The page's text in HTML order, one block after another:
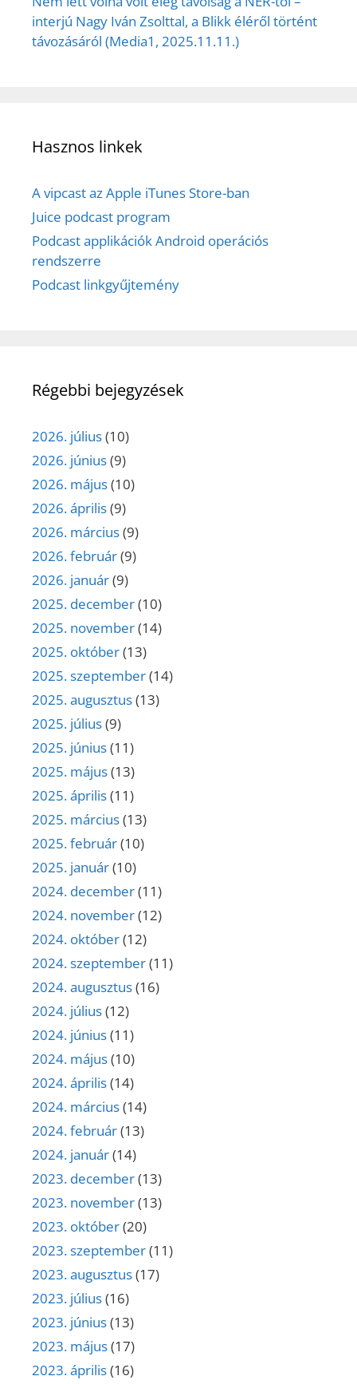
interjú Nagy Iván Zsolttal, a Blikk éléről történt
távozásáról (Media1, 2025.11.11.)
Hasznos linkek
A vipcast az Apple iTunes Store-ban
Juice podcast program
Podcast applikációk Android operációs
rendszerre
Podcast linkgyűjtemény
Régebbi bejegyzések
2026. július(10)
2026. június(9)
2026. május(10)
2026. április(9)
2026. március(9)
2026. február(9)
2026. január(9)
2025. december(10)
2025. november(14)
2025. október(13)
2025. szeptember(14)
2025. augusztus(13)
2025. július(9)
2025. június(11)
2025. május(13)
2025. április(11)
2025. március(13)
2025. február(10)
2025. január(10)
2024. december(11)
2024. november(12)
2024. október(12)
2024. szeptember(11)
2024. augusztus(16)
2024. július(12)
2024. június(11)
2024. május(10)
2024. április(14)
2024. március(14)
2024. február(13)
2024. január(14)
2023. december(13)
2023. november(13)
2023. október(20)
2023. szeptember(11)
2023. augusztus(17)
2023. július(16)
2023. június(13)
2023. május(17)
2023. április(16)